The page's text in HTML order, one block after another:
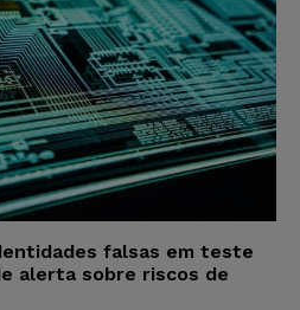
falsas em teste
alerta sobre riscos de